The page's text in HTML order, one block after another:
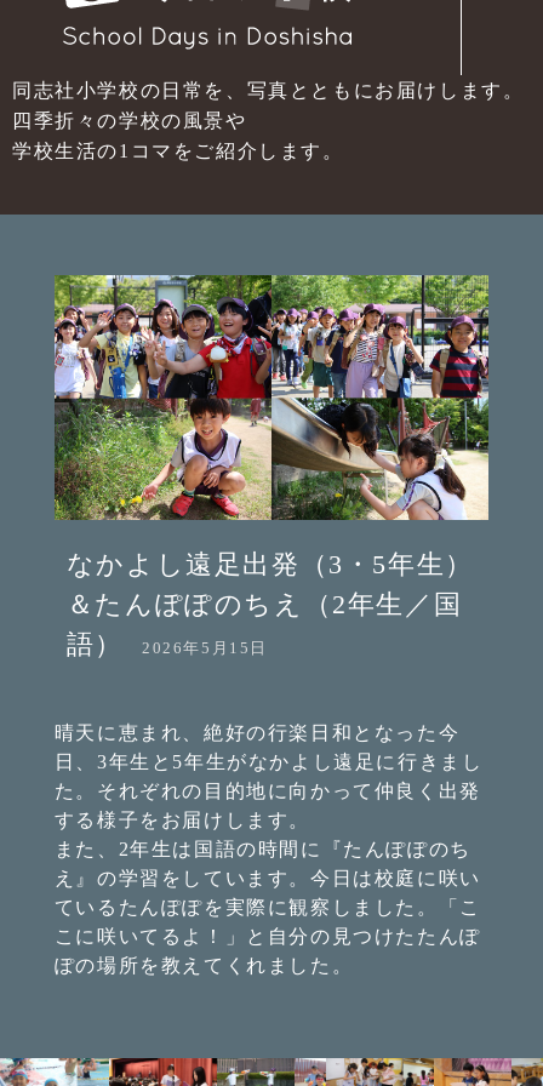
同志社小学校の日常を、写真とともにお届けします。
四季折々の学校の風景や
学校生活の1コマをご紹介します。
なかよし遠足出発（3・5年生）
＆たんぽぽのちえ（2年生／国
語）
2026年5月15日
晴天に恵まれ、絶好の行楽日和となった今
日、3年生と5年生がなかよし遠足に行きまし
た。それぞれの目的地に向かって仲良く出発
する様子をお届けします。
また、2年生は国語の時間に『たんぽぽのち
え』の学習をしています。今日は校庭に咲い
ているたんぽぽを実際に観察しました。「こ
こに咲いてるよ！」と自分の見つけたたんぽ
ぽの場所を教えてくれました。